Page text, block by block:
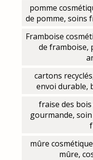
pomme
de pomme, soins
Framboise
de framboise,
cartons
envoi durable,
fraise des
gourmande,
mûre
mûre,